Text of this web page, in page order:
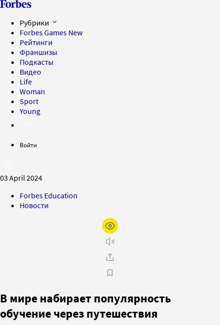
Рубрики
Forbes Games New
Рейтинги
Франшизы
Подкасты
Видео
Life
Woman
Sport
Young
Войти
03 April 2024
Forbes Education
Новости
В мире набирает популярность
обучение через путешествия